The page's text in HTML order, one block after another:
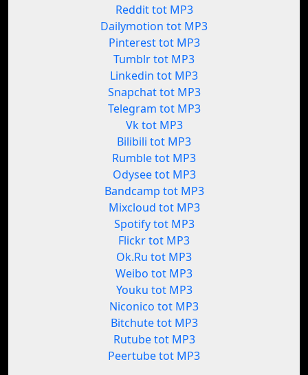
Reddit tot MP3
Dailymotion tot MP3
Pinterest tot MP3
Tumblr tot MP3
Linkedin tot MP3
Snapchat tot MP3
Telegram tot MP3
Vk tot MP3
Bilibili tot MP3
Rumble tot MP3
Odysee tot MP3
Bandcamp tot MP3
Mixcloud tot MP3
Spotify tot MP3
Flickr tot MP3
Ok.Ru tot MP3
Weibo tot MP3
Youku tot MP3
Niconico tot MP3
Bitchute tot MP3
Rutube tot MP3
Peertube tot MP3